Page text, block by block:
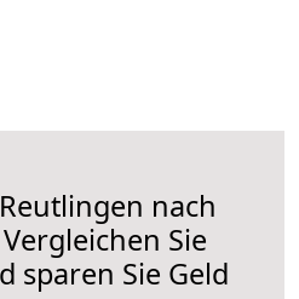
nach
Sie
sparen Sie Geld